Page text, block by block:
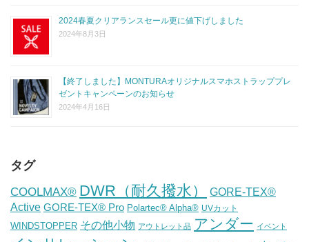
2024春夏クリアランスセール更に値下げしました
2024年8月3日
【終了しました】MONTURAオリジナルスマホストラッププレ
ゼントキャンペーンのお知らせ
2024年4月16日
タグ
COOLMAX® DWR（耐久撥水）
GORE-TEX®
Active GORE-TEX® Pro Polartec® Alpha® UVカット
WINDSTOPPER その他小物 アウトレット品 アンダー イベント